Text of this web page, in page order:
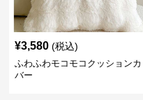
¥3,580 (税込)
ふわふわモコモコクッションカ
バー